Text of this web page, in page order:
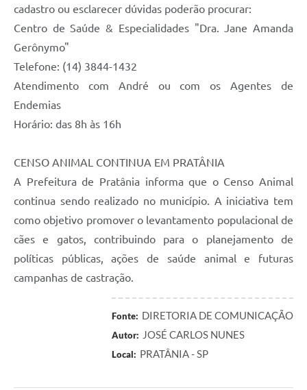
cadastro ou esclarecer dúvidas poderão procurar:
Centro de Saúde & Especialidades "Dra. Jane Amanda
Gerônymo"
Telefone: (14) 3844-1432
Atendimento com André ou com os Agentes de
Endemias
Horário: das 8h às 16h
CENSO ANIMAL CONTINUA EM PRATÂNIA
A Prefeitura de Pratânia informa que o Censo Animal
continua sendo realizado no município. A iniciativa tem
como objetivo promover o levantamento populacional de
cães e gatos, contribuindo para o planejamento de
políticas públicas, ações de saúde animal e futuras
campanhas de castração.
Fonte: DIRETORIA DE COMUNICAÇÃO
Autor: JOSÉ CARLOS NUNES
Local: PRATÂNIA - SP